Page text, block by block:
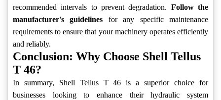
recommended intervals to prevent degradation. Follow the
manufacturer's guidelines for any specific maintenance
requirements to ensure that your machinery operates efficiently
and reliably.
Conclusion: Why Choose Shell Tellus
T 46?
In summary, Shell Tellus T 46 is a superior choice for
businesses looking to enhance their hydraulic system